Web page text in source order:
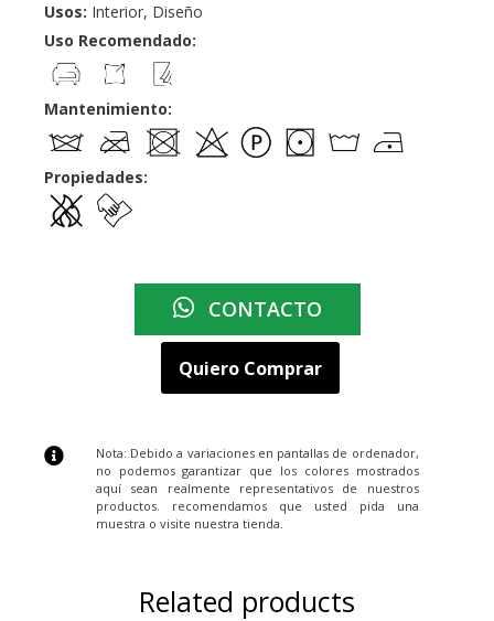
Usos: Interior, Diseño
Uso Recomendado:
Mantenimiento:
Propiedades:
CONTACTO
Quiero Comprar
Nota: Debido a variaciones en pantallas de ordenador,
no podemos garantizar que los colores mostrados
aquí sean realmente representativos de nuestros
productos. recomendamos que usted pida una
muestra o visite nuestra tienda.
Related products